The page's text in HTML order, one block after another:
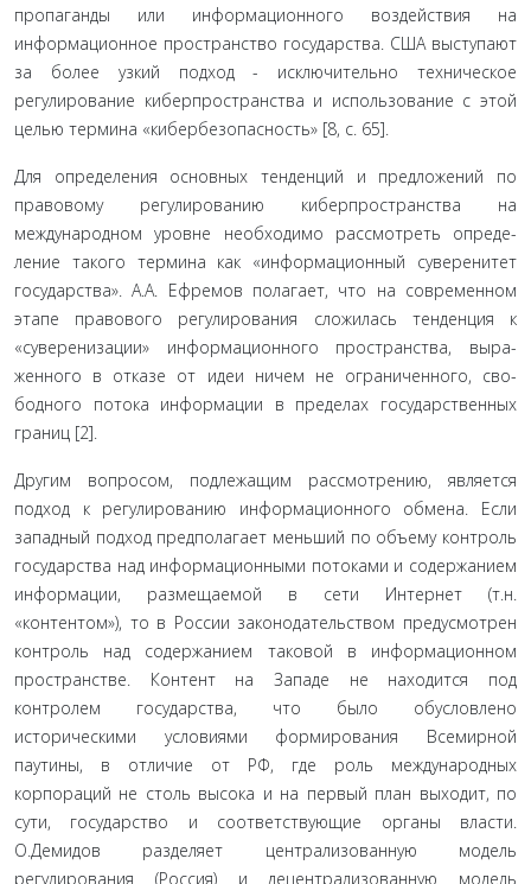
пропаганды или информационного воздействия на
информационное пространство государства. США высту­пают
за более узкий подход - исключительно техническое
регулирование киберпространства и использование с этой
целью термина «кибербезопасность» [8, с. 65].
Для определения основных тенденций и предложе­ний по
правовому регулированию киберпространства на
международном уровне необходимо рассмотреть опреде­
ление такого термина как «информационный суверенитет
государства». А.А. Ефремов полагает, что на современном
этапе правового регулирования сложилась тенденция к
«суверенизации» информационного пространства, выра­
женного в отказе от идеи ничем не ограниченного, сво­
бодного потока информации в пределах государственных
границ [2].
Другим вопросом, подлежащим рассмотрению, яв­ляется
подход к регулированию информационного об­мена. Если
западный подход предполагает меньший по объему контроль
государства над информационными потоками и содержанием
информации, размещаемой в сети Интернет (т.н.
«контентом»), то в России законода­тельством предусмотрен
контроль над содержанием та­ковой в информационном
пространстве. Контент на За­паде не находится под
контролем государства, что было обусловлено
историческими условиями формирования Всемирной
паутины, в отличие от РФ, где роль между­народных
корпораций не столь высока и на первый план выходит, по
сути, государство и соответствующие органы власти.
О.Демидов разделяет централизованную модель
регулирования (Россия) и децентрализованную модель